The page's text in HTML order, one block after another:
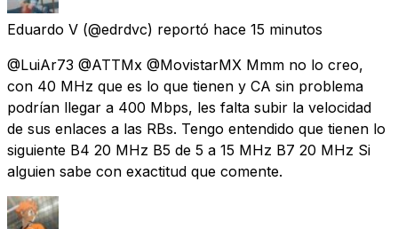
Eduardo V (@edrdvc) reportó hace 15 minutos
@LuiAr73 @ATTMx @MovistarMX Mmm no lo creo,
con 40 MHz que es lo que tienen y CA sin problema
podrían llegar a 400 Mbps, les falta subir la velocidad
de sus enlaces a las RBs. Tengo entendido que tienen lo
siguiente B4 20 MHz B5 de 5 a 15 MHz B7 20 MHz Si
alguien sabe con exactitud que comente.